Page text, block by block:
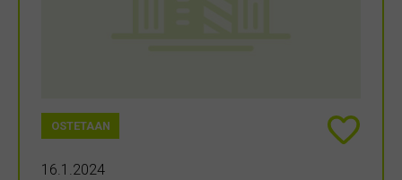
OSTETAAN
16.1.2024